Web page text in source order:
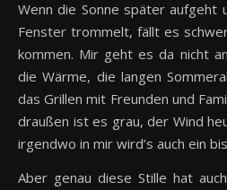
Wenn die Sonne später aufgeht
Fenster trommelt, fällt es
kommen. Mir geht es da nicht
die Wärme, die langen
das Grillen mit Freunden und
draußen ist es grau, der Wind
irgendwo in mir wird’s auch ein
Aber genau diese Stille hat